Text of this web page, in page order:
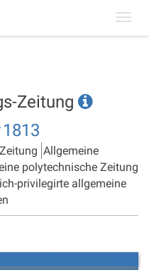
Zeitung
1813
Allgemeine
polytechnische Zeitung
privilegirte allgemeine